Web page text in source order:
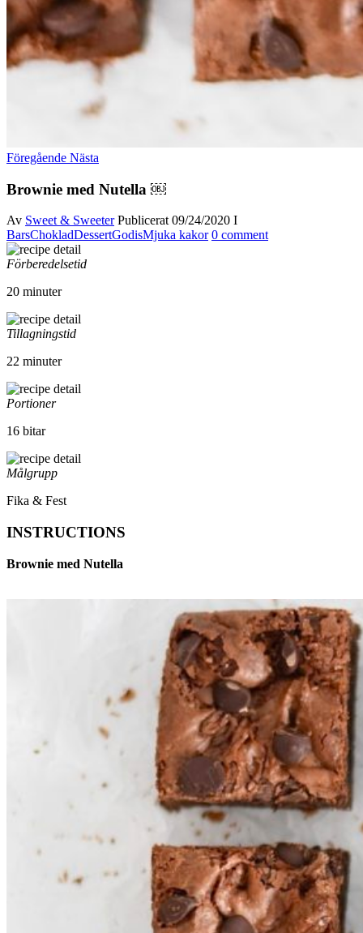
Föregående Nästa
Brownie med Nutella ￼
Av Sweet & Sweeter Publicerat 09/24/2020 I
BarsChokladDessertGodisMjuka kakor 0 comment
Förberedelsetid
20 minuter
Tillagningstid
22 minuter
Portioner
16 bitar
Målgrupp
Fika & Fest
INSTRUCTIONS
Brownie med Nutella